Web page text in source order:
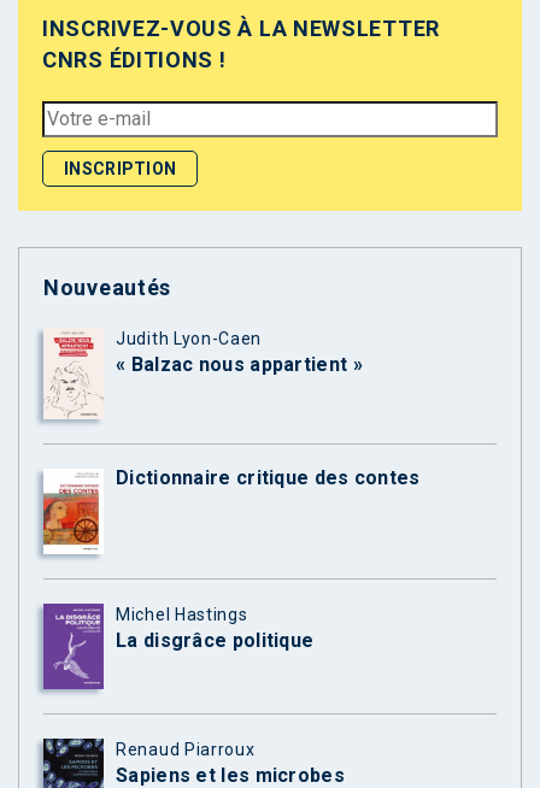
INSCRIVEZ-VOUS À LA NEWSLETTER
CNRS ÉDITIONS !
Nouveautés
Judith Lyon-Caen
« Balzac nous appartient »
Dictionnaire critique des contes
Michel Hastings
La disgrâce politique
Renaud Piarroux
Sapiens et les microbes